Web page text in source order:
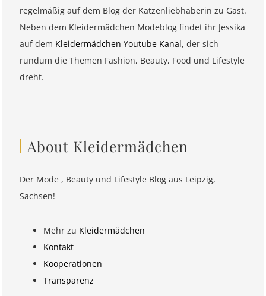
regelmäßig auf dem Blog der Katzenliebhaberin zu Gast.
Neben dem Kleidermädchen Modeblog findet ihr Jessika
auf dem Kleidermädchen Youtube Kanal, der sich
rundum die Themen Fashion, Beauty, Food und Lifestyle
dreht.
About Kleidermädchen
Der Mode , Beauty und Lifestyle Blog aus Leipzig,
Sachsen!
Mehr zu Kleidermädchen
Kontakt
Kooperationen
Transparenz